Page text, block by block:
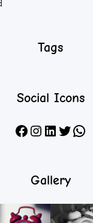
Tags
Social Icons
Facebook Instagram LinkedIn X WhatsApp
Gallery